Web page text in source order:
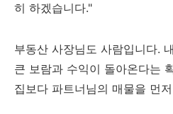
히 하겠습니다."
부동산 사장님도 사람입니다.
큰 보람과 수익이 돌아온다는
집보다 파트너님의 매물을 먼